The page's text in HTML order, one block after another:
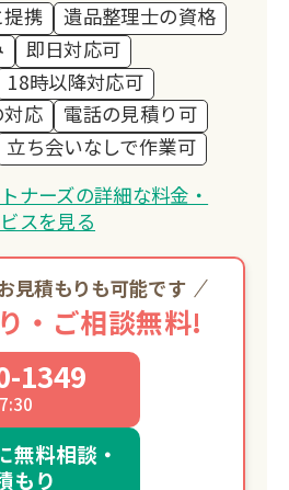
携
遺品整理士の資格
即日対応可
18時以降対応可
応
電話の見積り可
立ち会いなしで作業可
ナーズの詳細な料金・
スを見る
見積もりも可能です
・ご相談無料!
1349
無料相談・
もり